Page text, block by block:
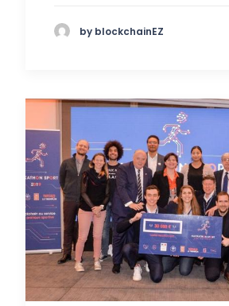
by blockchainEZ